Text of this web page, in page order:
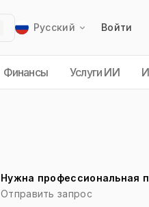
Русский Войти
Финансы Услуги ИИ
Нужна профессиональная
Отправить запрос